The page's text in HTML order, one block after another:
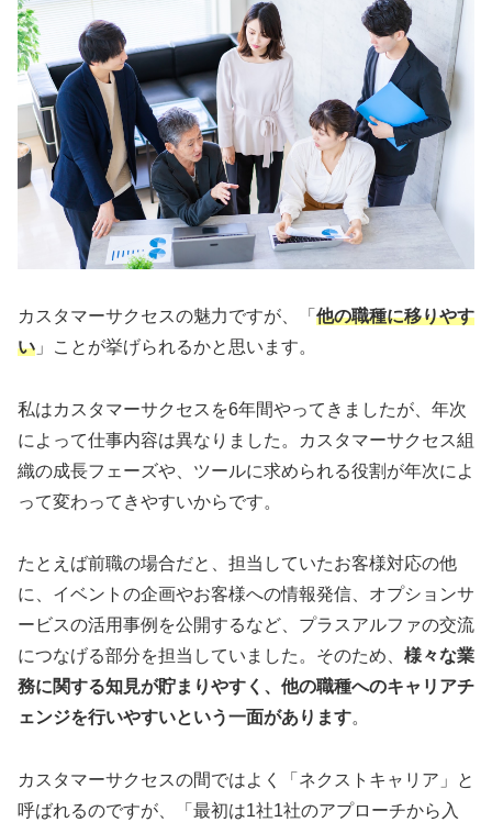
カスタマーサクセスの魅力ですが、「 他の職種に移りやす
い 」ことが挙げられるかと思います。
私はカスタマーサクセスを6年間やってきましたが、年次
によって仕事内容は異なりました。カスタマーサクセス組
織の成長フェーズや、ツールに求められる役割が年次によ
って変わってきやすいからです。
たとえば前職の場合だと、担当していたお客様対応の他
に、イベントの企画やお客様への情報発信、オプションサ
ービスの活用事例を公開するなど、プラスアルファの交流
につなげる部分を担当していました。そのため、 様々な業
務に関する知見が貯まりやすく、他の職種へのキャリアチ
ェンジを行いやすいという一面があります。
カスタマーサクセスの間ではよく「ネクストキャリア」と
呼ばれるのですが、「最初は1社1社のアプローチから入